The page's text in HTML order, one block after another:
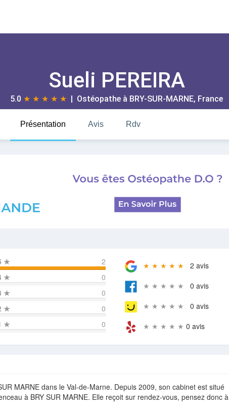
Sueli PEREIRA
5.0 ★ ★ ★ ★ ★ | Ostéopathe à BRY-SUR-MARNE, France
Présentation Avis Rdv
★
2
★
0
★
0
★
0
★ 0
★ ★ ★ ★ ★ 2 avis
★ ★ ★ ★ ★ 0 avis
★ ★ ★ ★ ★ 0 avis
★ ★ ★ ★ ★ 0 avis
MARNE dans le Val-de-Marne. Depuis 2009, son cabinet est situé
à BRY SUR MARNE. Elle reçoit sur rendez-vous, pensez donc à